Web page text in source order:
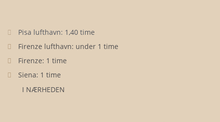
Pisa lufthavn: 1,40 time
Firenze lufthavn: under 1 time
Firenze: 1 time
Siena: 1 time
I NÆRHEDEN